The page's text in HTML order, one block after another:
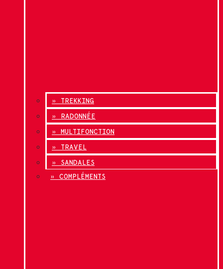
» TREKKING
» RADONNÉE
» MULTIFONCTION
» TRAVEL
» SANDALES
» COMPLÉMENTS